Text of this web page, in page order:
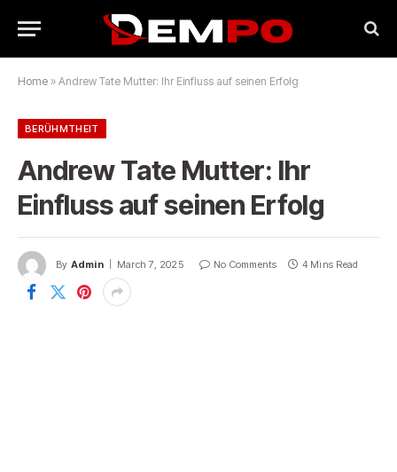
Home » Andrew Tate Mutter: Ihr Einfluss auf seinen Erfolg
BERÜHMTHEIT
Andrew Tate Mutter: Ihr
Einfluss auf seinen Erfolg
By Admin March 7, 2025 No Comments 4 Mins Read